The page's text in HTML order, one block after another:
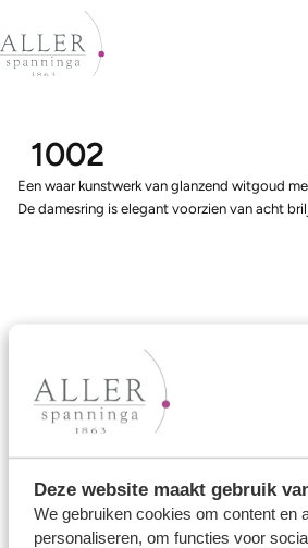
Deze website maakt gebruik
We gebruiken cookies om content en
personaliseren, om functies voor
1002
Een waar kunstwerk van glanzend witgoud
De damesring is elegant voorzien van acht
Ons aanbod
Trouwringen
Memoireringen
Verlovingsringen
Vriendschapsringen